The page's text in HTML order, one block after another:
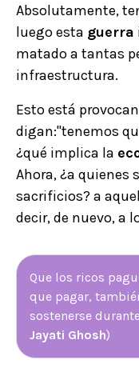
Absolutamente,
luego esta guerra
matado a tantas
infraestructura.
Esto está
digan:"tenemos
¿qué implica la
Ahora, ¿a quienes
sacrificios? a
decir, de nuevo, a
Que los ricos
que pagar,
sostenerse
Jayati Ghosh)